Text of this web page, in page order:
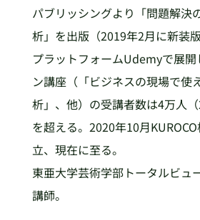
パブリッシングより「問題解決
析」を出版（2019年2月に新装
プラットフォームUdemyで展
ン講座（「ビジネスの現場で使
析」、他）の受講者数は4万人（
を超える。2020年10月
立、現在に至る。
東亜大学芸術学部トータルビュ
講師。